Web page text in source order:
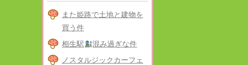
また姫路で土地と建物を
買う件
相生駅
混み過ぎな件
ノスタルジックカーフェ